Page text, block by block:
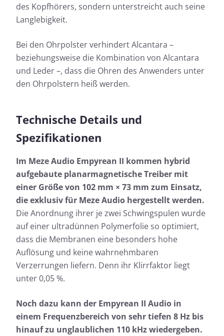
des Kopfhörers, sondern unterstreicht auch seine
Langlebigkeit.
Bei den Ohrpolster verhindert Alcantara –
beziehungsweise die Kombination von Alcantara
und Leder –, dass die Ohren des Anwenders unter
den Ohrpolstern heiß werden.
Technische Details und
Spezifikationen
Im Meze Audio Empyrean II kommen hybrid
aufgebaute planarmagnetische Treiber mit
einer Größe von 102 mm × 73 mm zum Einsatz,
die exklusiv für Meze Audio hergestellt werden.
Die Anordnung ihrer je zwei Schwingspulen wurde
auf einer ultradünnen Polymerfolie so optimiert,
dass die Membranen eine besonders hohe
Auflösung und keine wahrnehmbaren
Verzerrungen liefern. Denn ihr Klirrfaktor liegt
unter 0,05 %.
Noch dazu kann der Empyrean II Audio in
einem Frequenzbereich von sehr tiefen 8 Hz bis
hinauf zu unglaublichen 110 kHz wiedergeben.